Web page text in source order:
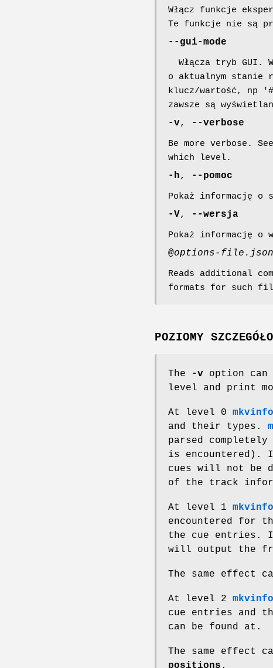
Włącz funkcje
Te funkcje nie są
--gui-mode
Włącza tryb GUI.
o aktualnym stanie
klucz/wartość, np
zawsze są
-v, --verbose
Be more verbose.
which level.
-h, --pomoc
Pokaż informację o
-V, --wersja
Pokaż informację
@options-file.json
Reads additional
formats for such
POZIOMY
The -v option can
level and print
At level 0 mkvinfo
and their types.
parsed
is encountered).
cues will not be
of the track
At level 1 mkvinfo
encountered for
the cue entries. If
will output the
The same effect
At level 2 mkvinfo
cue entries and
can be found at.
The same effect
positions .